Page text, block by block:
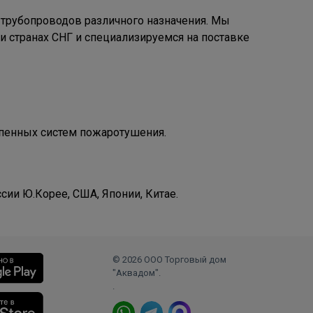
различного назначения. Мы
СНГ и специализируемся на поставке
систем пожаротушения.
Ю.Корее, США, Японии, Китае.
© 2026 ООО Торговый дом
"Аквадом".
.